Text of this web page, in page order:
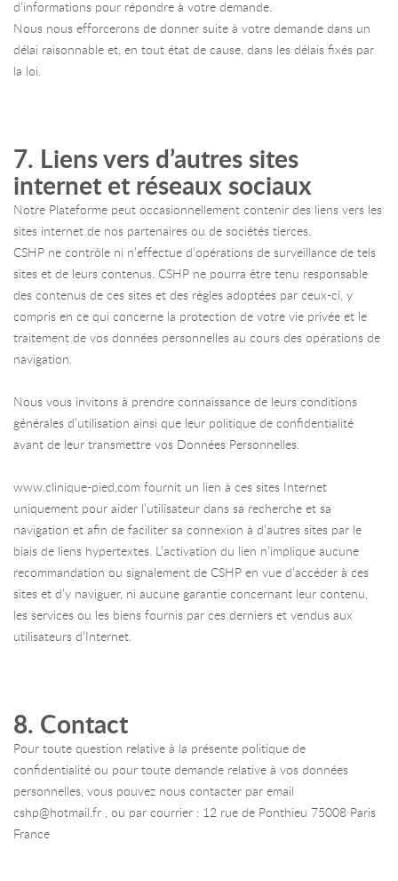
d’informations pour répondre à votre demande.
Nous nous efforcerons de donner suite à votre demande dans un
délai raisonnable et, en tout état de cause, dans les délais fixés par
la loi.
7. Liens vers d’autres sites
internet et réseaux sociaux
Notre Plateforme peut occasionnellement contenir des liens vers les
sites internet de nos partenaires ou de sociétés tierces.
CSHP ne contrôle ni n’effectue d’opérations de surveillance de tels
sites et de leurs contenus. CSHP ne pourra être tenu responsable
des contenus de ces sites et des règles adoptées par ceux-ci, y
compris en ce qui concerne la protection de votre vie privée et le
traitement de vos données personnelles au cours des opérations de
navigation.
Nous vous invitons à prendre connaissance de leurs conditions
générales d’utilisation ainsi que leur politique de confidentialité
avant de leur transmettre vos Données Personnelles.
www.clinique-pied.com fournit un lien à ces sites Internet
uniquement pour aider l’utilisateur dans sa recherche et sa
navigation et afin de faciliter sa connexion à d’autres sites par le
biais de liens hypertextes. L’activation du lien n’implique aucune
recommandation ou signalement de CSHP en vue d’accéder à ces
sites et d’y naviguer, ni aucune garantie concernant leur contenu,
les services ou les biens fournis par ces derniers et vendus aux
utilisateurs d’Internet.
8. Contact
Pour toute question relative à la présente politique de
confidentialité ou pour toute demande relative à vos données
personnelles, vous pouvez nous contacter par email
cshp@hotmail.fr , ou par courrier : 12 rue de Ponthieu 75008 Paris
France